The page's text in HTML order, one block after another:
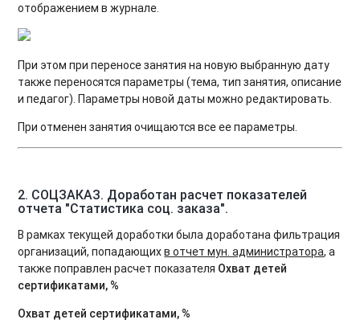
отображением в журнале.
При этом при переносе занятия на новую выбранную дату
также переносятся параметры (тема, тип занятия, описание
и педагог). Параметры новой даты можно редактировать.
При отменен занятия очищаются все ее параметры.
2. СОЦЗАКАЗ. Доработан расчет показателей
отчета "Статистика соц. заказа".
В рамках текущей доработки была доработана фильтрация
организаций, попадающихв отчет мун. администратора, а
также поправлен расчет показателя Охват детей
сертификатами, %
Охват детей сертификатами, %